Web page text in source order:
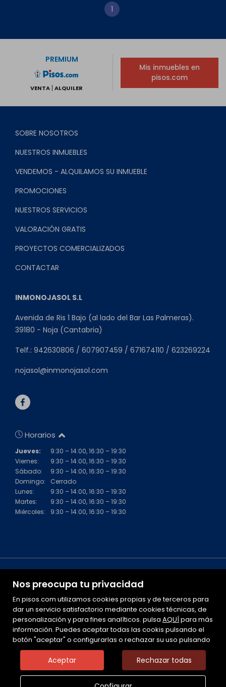
Nos preocupa tu privacidad
En pisos.com utilizamos cookies propias y de terceros para
dar un servicio satisfactorio mediante cookies técnicas, de
personalización y para fines analíticos. pulsa AQUÍpara más
información. Puedes aceptar todas las cookis pulsando el
botón "aceptar" o configurarlas o rechazar su uso pulsando
Aceptar Rechazar todas
1
PREMIUM
VENTA ALQUILER
Mis inmuebles en
pisos.com
SOBRE NOSOTROS
NUESTROS INMUEBLES
VENDEMOS - ALQUILAMOS SU INMUEBLE
PROMOCIONES
NUESTROS SERVICIOS
VALORACIÓN GRATIS
PROYECTOS COMERCIALIZADOS
CONTACTAR
INMONOJASOL S.L
Avenida de Ris 1 Bajo (al lado del Bar Las Palmeras).
39180 - Noja (Cantabria)
Telf.: 942630806 / 607907459 / 671674110 / 623269224
nojasol@inmonojasol.com
Horarios
Jueves:
9:30 – 14:00, 16:30 – 19:30
Viernes:
9:30 – 14:00, 16:30 – 19:30
Sábado:
9:30 – 14:00, 16:30 – 19:30
Domingo:
Cerrado
Lunes:
9:30 – 14:00, 16:30 – 19:30
Martes:
9:30 – 14:00, 16:30 – 19:30
Miércoles:
9:30 – 14:00, 16:30 – 19:30
Mapa Web
Aviso legal
Favoritos
Inmuebles destacados
Noticias
Política de cookies